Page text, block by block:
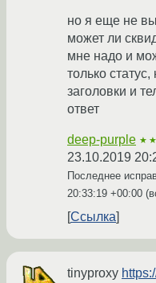
но я еще не
может ли
мне надо и
только
заголовки и
ответ
deep-purple
23.10.2019
Последнее
20:33:19 +00:00
Ссылка
tinyproxy